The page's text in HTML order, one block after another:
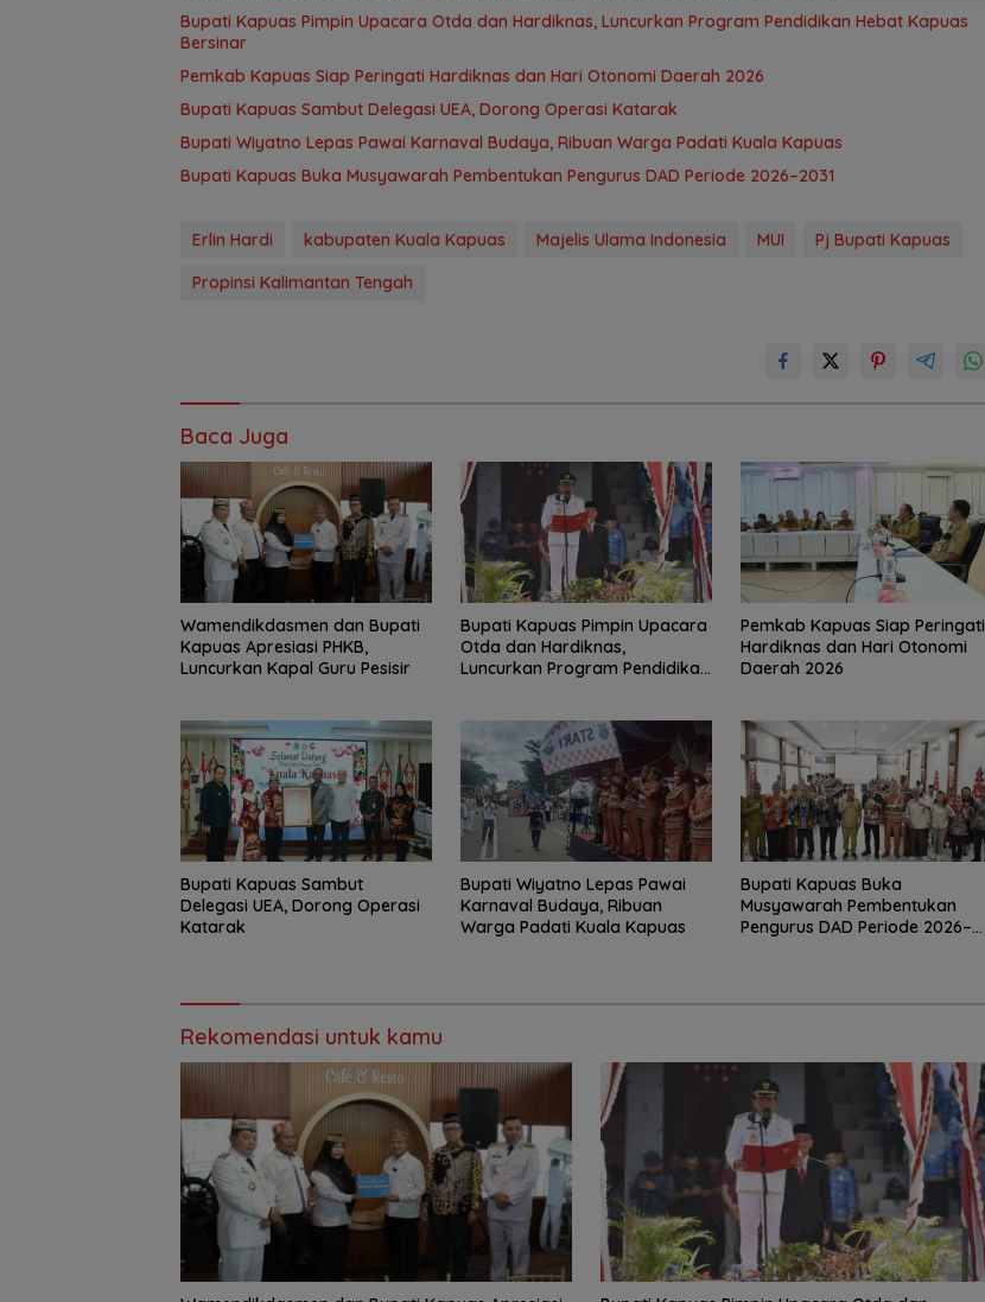
Bupati Kapuas Pimpin Upacara Otda dan Hardiknas, Luncurkan Program Pendidikan Hebat Kapuas
Bersinar
‎Pemkab Kapuas Siap Peringati Hardiknas dan Hari Otonomi Daerah 2026
Bupati Kapuas Sambut Delegasi UEA, Dorong Operasi Katarak
Bupati Wiyatno Lepas Pawai Karnaval Budaya, Ribuan Warga Padati Kuala Kapuas
Bupati Kapuas Buka Musyawarah Pembentukan Pengurus DAD Periode 2026–2031
Erlin Hardi kabupaten Kuala Kapuas Majelis Ulama Indonesia MUI
Pj Bupati Kapuas
Propinsi Kalimantan Tengah
Baca Juga
‎Wamendikdasmen dan Bupati
Kapuas Apresiasi PHKB,
Luncurkan Kapal Guru Pesisir
Bupati Kapuas Pimpin Upacara
Otda dan Hardiknas,
Luncurkan Program Pendidikan
‎Pemkab Kapuas Siap Peringati
Hardiknas dan Hari Otonomi
Daerah 2026
Bupati Kapuas Sambut
Delegasi UEA, Dorong Operasi
Katarak
Bupati Wiyatno Lepas Pawai
Karnaval Budaya, Ribuan
Warga Padati Kuala Kapuas
Bupati Kapuas Buka
Musyawarah Pembentukan
Pengurus DAD Periode 2026–
Rekomendasi untuk kamu